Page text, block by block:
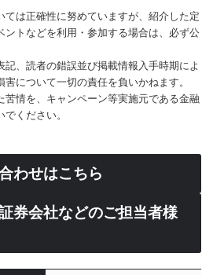
ては正確性に努めていますが、紹介した定
ントなどを利用・参加する場合は、必ず公
、読者の錯誤並び掲載情報入手時期によ
について一切の責任を負いかねます。
苦情を、キャンペーン等実施元である金融
ください。
わせはこちら
券会社などのご担当者様